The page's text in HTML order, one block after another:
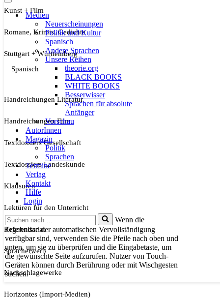
Navigationsmenü
Medien
Neuerscheinungen
Politik und Kultur
Spanisch
Andere Sprachen
Unsere Reihen
theorie.org
BLACK BOOKS
WHITE BOOKS
Besserwisser
Sprachen für absolute
Anfänger
Vorschau
AutorInnen
Magazin
Politik
Sprachen
Termine
Verlag
Kontakt
Hilfe
Login
Suchen
nach …
Wenn die
Ergebnisse der automatischen Vervollständigung
verfügbar sind, verwenden Sie die Pfeile nach oben und
unten, um sie zu überprüfen und die Eingabetaste, um
die gewünschte Seite aufzurufen. Nutzer von Touch-
Geräten können durch Berührung oder mit Wischgesten
suchen.
Kunst + Film
Romane, Krimis, Gedichte
Stuttgart + Württemberg
Spanisch
Handreichungen Literatur
Handreichungen Film
Textdossiers Gesellschaft
Textdossiers Landeskunde
Klausuren
Lektüren für den Unterricht
Referendariat
Spracherwerb
Nachschlagewerke
Horizontes (Import-Medien)